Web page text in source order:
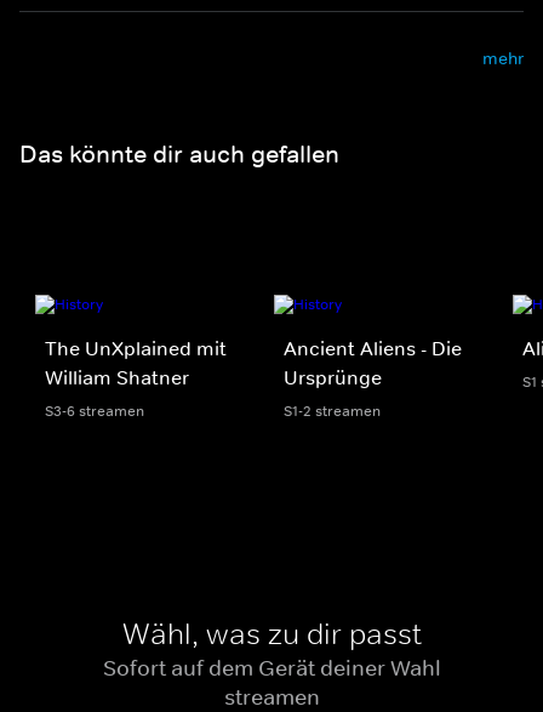
mehr
Das könnte dir auch gefallen
The UnXplained mit
William Shatner
S3-6 streamen
Ancient Aliens - Die
Ursprünge
S1-2 streamen
Wähl, was zu dir passt
Sofort auf dem Gerät deiner Wahl
streamen